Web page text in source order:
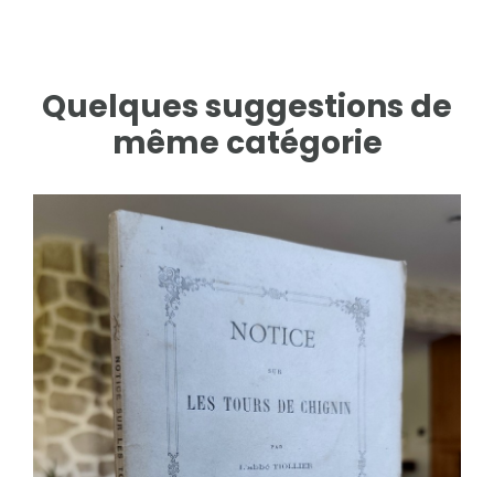
Quelques suggestions de
même catégorie